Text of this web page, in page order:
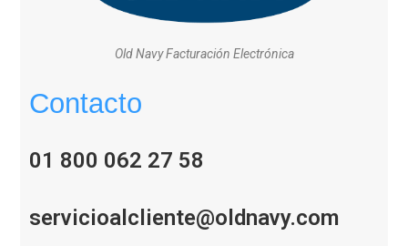
Old Navy Facturación Electrónica
Contacto
01 800 062 27 58
servicioalcliente@oldnavy.com